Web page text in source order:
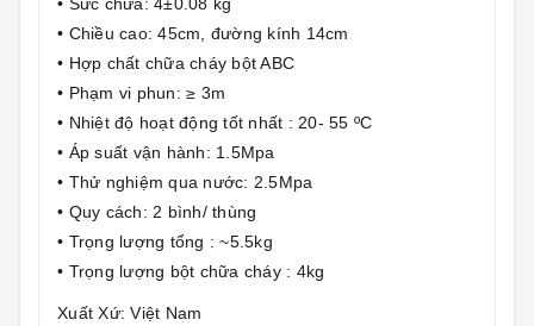
• Chiều cao: 45cm, đường kính 14cm
• Hợp chất chữa cháy bột ABC
• Phạm vi phun: ≥ 3m
• Nhiệt độ hoạt động tốt nhất : 20- 55 ºC
• Áp suất vận hành: 1.5Mpa
• Thử nghiệm qua nước: 2.5Mpa
• Quy cách: 2 bình/ thùng
• Trọng lượng tổng : ~5.5kg
• Trọng lượng bột chữa cháy : 4kg
Xuất Xứ: Việt Nam